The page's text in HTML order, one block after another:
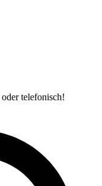
telefonisch!